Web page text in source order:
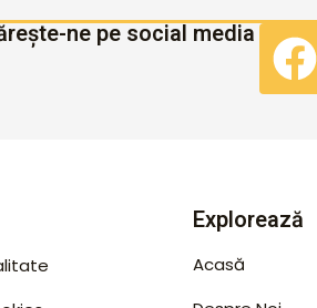
ne pe social media
F
b
Explorează
Acasă